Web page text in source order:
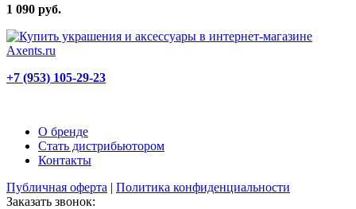
1 090 руб.
+7 (953) 105-29-23
О бренде
Стать дистрибьютором
Контакты
Публичная оферта | Политика конфиденциальности
Заказать звонок: